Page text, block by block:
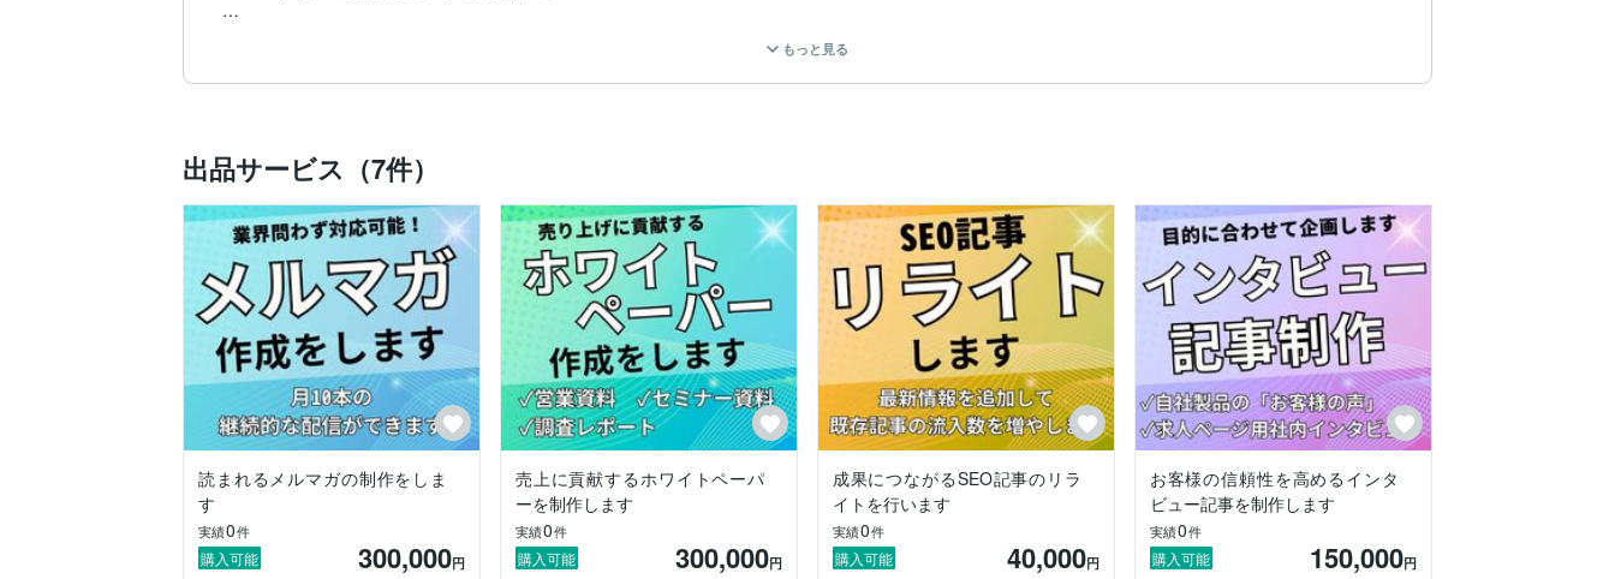
1つのコンテンツに携わるディレクター・ライター・校正者・デザイナー・カメラマン等は、すべて弊社が手配します。戦略立案から公開後の運用までワン
・SEO記事制作
・SEO記事リライト
・インタビュー記事作成
・ホワイトペーパー（営業資料、サービス資料など）制作
・アンケート調査コンテンツ制作
・診断コンテンツ制作
【対応可能な業務】
・メルマガ制作
・BtoBサイト制作
・Webサイト運営・管理
・データ分析／可視化支援（GA4、広告設計、BIツール活用）
もっと見る
出品サービス（7件）
読まれるメルマガの制作をしま
す
実績0件
購入可能 300,000円
売上に貢献するホワイトペーパ
ーを制作します
実績0件
購入可能 300,000円
成果につながるSEO記事のリラ
イトを行います
実績0件
購入可能 40,000円
お客様の信頼性を高めるインタ
ビュー記事を制作します
実績0件
購入可能 150,000円